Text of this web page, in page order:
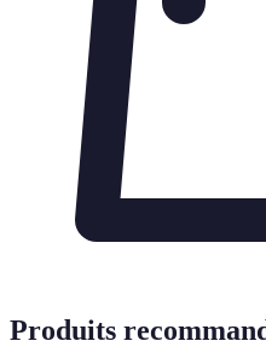
Produits